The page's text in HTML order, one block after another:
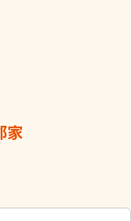
家